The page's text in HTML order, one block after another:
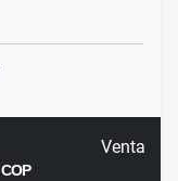
Venta
COP